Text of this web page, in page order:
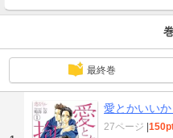
最終巻
愛とかいい
27ページ |